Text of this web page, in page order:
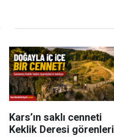
Kars’ın saklı cenneti
Keklik Deresi görenleri